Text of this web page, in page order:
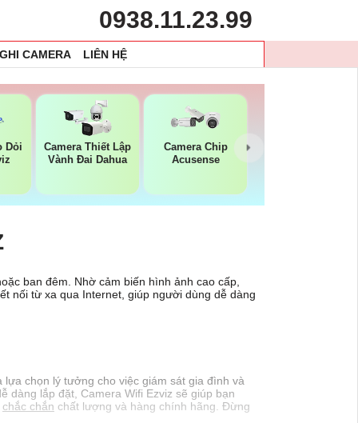
0938.11.23.99
CAMERA LIÊN HỆ
Dỏi
Camera Thiết Lập
Vành Đai Dahua
Camera Chip
Acusense
ban đêm. Nhờ cảm biến hình ảnh cao cấp,
nối từ xa qua Internet, giúp người dùng dễ dàng
chọn lý tưởng cho việc giám sát gia đình và
dàng lắp đặt, Camera Wifi Ezviz sẽ giúp bạn
chắc chắn chất lượng và hàng chính hãng. Đừng